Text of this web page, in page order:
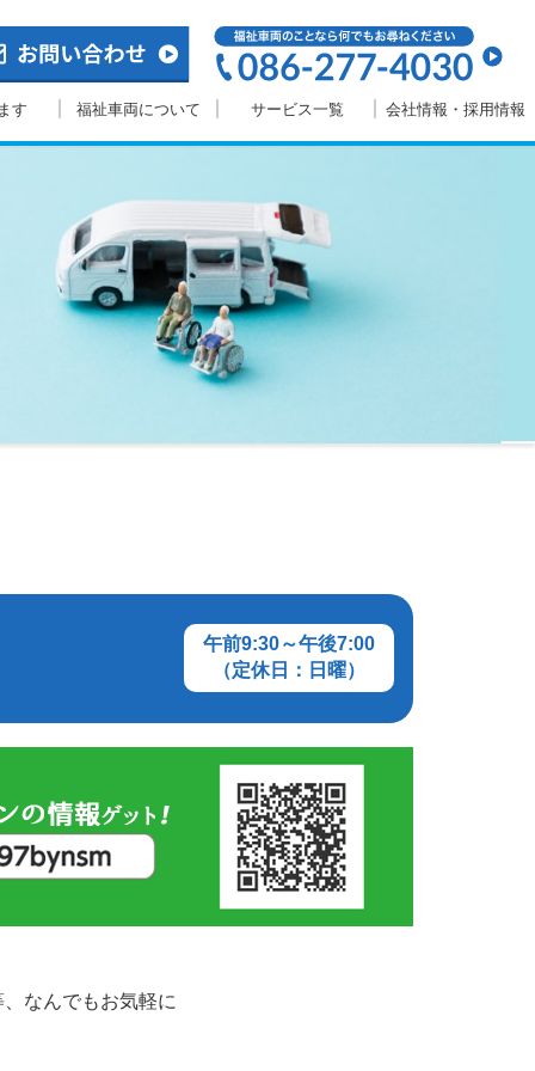
す 福祉車両について サービス一覧 会社情報・採用情報
午前9:30～午後7:00
（定休日：日曜）
なんでもお気軽に